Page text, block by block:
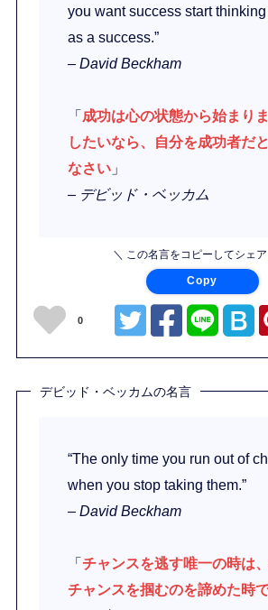
you want success start
as a success.”
– David Beckham
「 成功は心の状態から始まり
したいなら、自分を成功者だ
なさい 」
– デビッド・ベッカム
＼ この名言をコピーしてシェア
Copy
0
デビッド・ベッカムの名言
“The only time you run out of
when you stop taking them.”
– David Beckham
「チャンスを逃す唯一の時は
チャンスを掴むのを諦めた時